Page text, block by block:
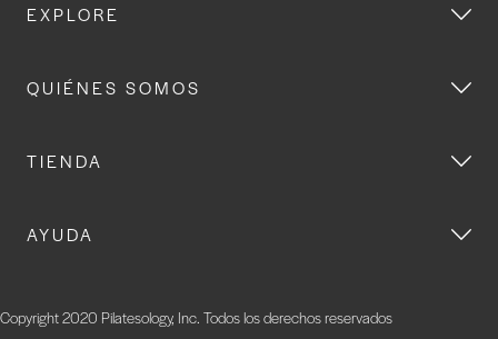
EXPLORE
QUIÉNES SOMOS
TIENDA
AYUDA
Copyright 2020 Pilatesology, Inc. Todos los derechos reservados